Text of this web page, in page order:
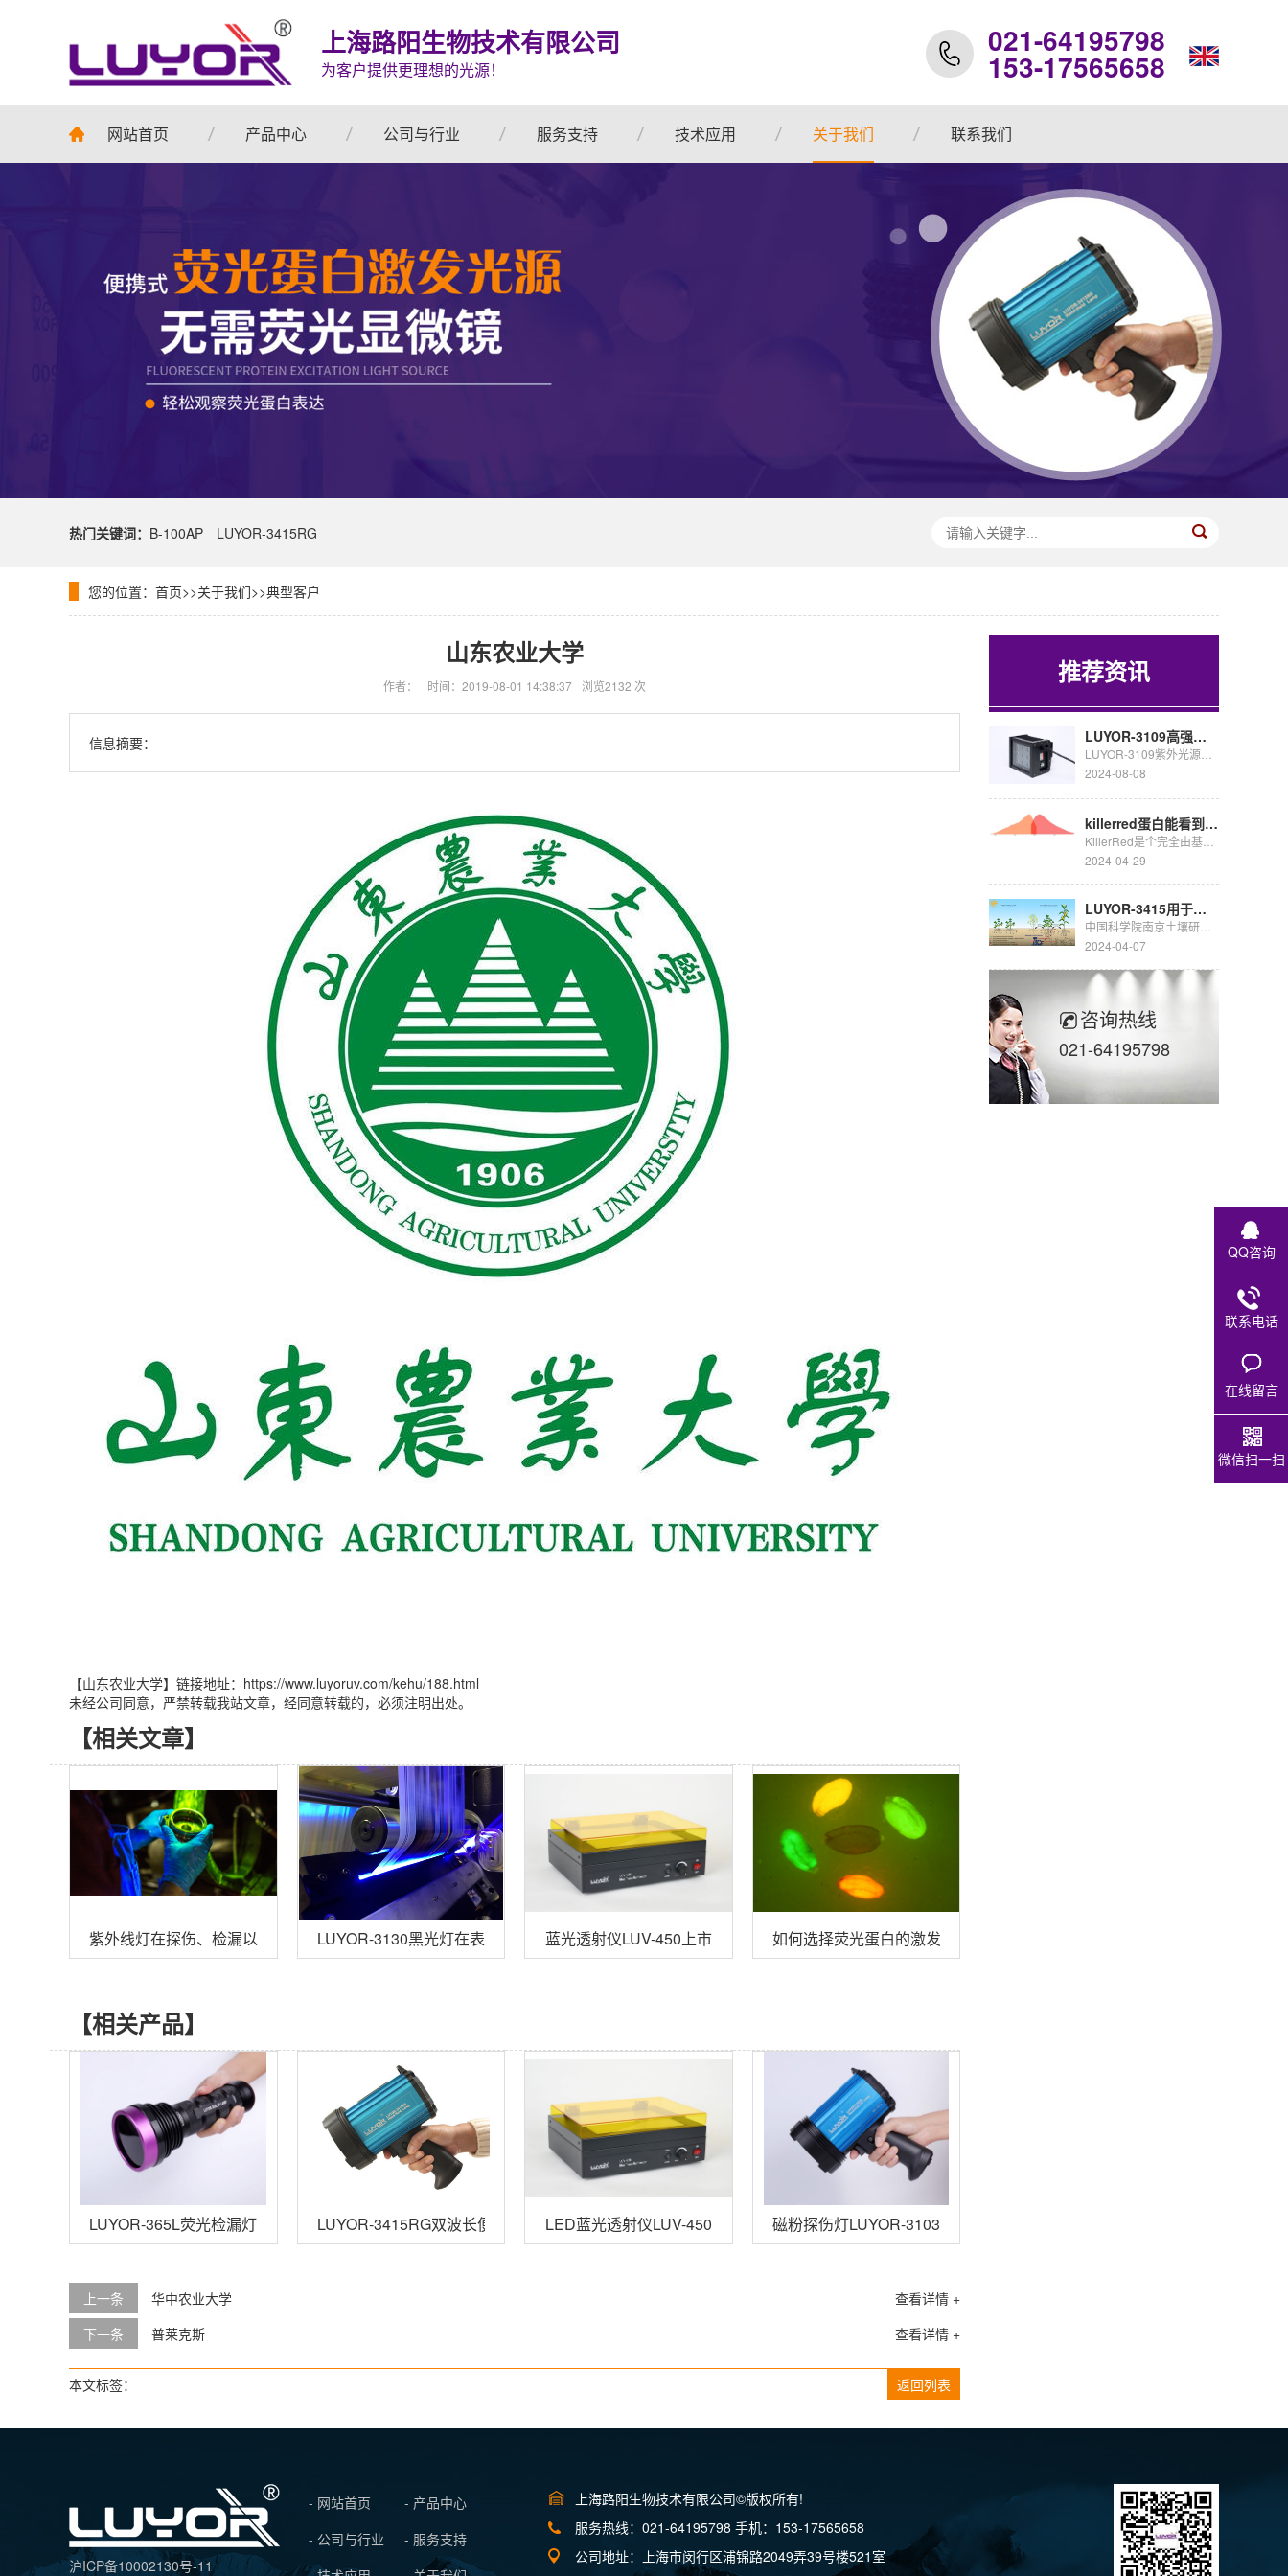
上海路阳生物技术有限公司
为客户提供更理想的光源！
021-64195798
153-17565658
网站首页 产品中心 公司与行业 服务支持 技术应用 关于我们 联系我们
热门关键词： B-100AP LUYOR-3415RG
您的位置： 首页>>关于我们>>典型客户
推荐资讯
LUYOR-3109高强度紫外催化光源促销
2024-08-08
killerred蛋白能看到荧光吗
2024-04-29
LUYOR-3415用于豆科生物固氮的研究
2024-04-07
咨询热线
021-64195798
山东农业大学
作者： 时间：2019-08-01 14:38:37 浏览2132 次
信息摘要：
【山东农业大学】链接地址：https://www.luyoruv.com/kehu/188.html
未经公司同意，严禁转载我站文章，经同意转载的，必须注明出处。
【相关文章】
紫外线灯在探伤、检漏以及乳制品等行业的应用LUYOR-3130黑光灯在表面油污检测的应用蓝光透射仪LUV-450上市 如何选择荧光蛋白的激发波长？
【相关产品】
LUYOR-365L荧光检漏灯 LUYOR-3415RG双波长便携式荧光蛋白激发光源
LED蓝光透射仪LUV-450 磁粉探伤灯LUYOR-3103P
上一条 查看详情 +
华中农业大学
下一条
查看详情 +
普莱克斯
返回列表
本文标签：
沪ICP备10002130号-11
- 网站首页
- 产品中心
- 公司与行业
- 服务支持
上海路阳生物技术有限公司©版权所有!
服务热线：021-64195798 手机：153-17565658
公司地址：上海市闵行区浦锦路2049弄39号楼521室
QQ咨询
联系电话
在线留言
微信扫一扫